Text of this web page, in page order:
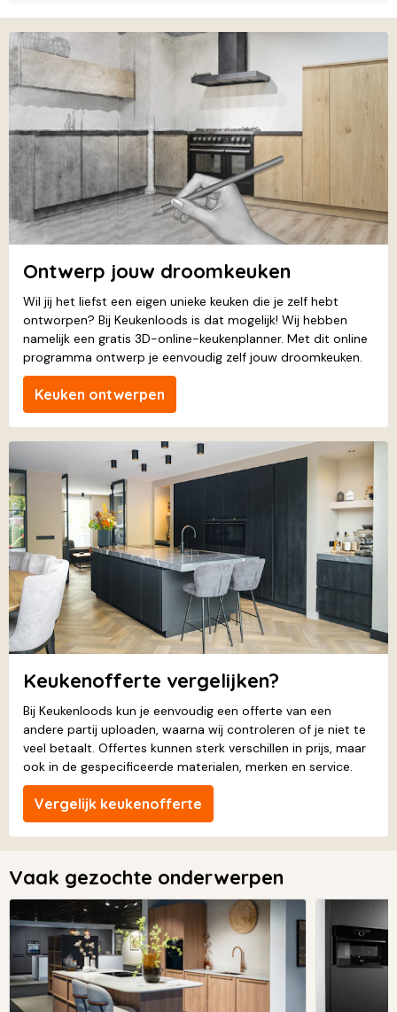
Ontwerp jouw droomkeuken
Wil jij het liefst een eigen unieke keuken die je zelf hebt
ontworpen? Bij Keukenloods is dat mogelijk! Wij hebben
namelijk een gratis 3D-online-keukenplanner. Met dit online
programma ontwerp je eenvoudig zelf jouw droomkeuken.
Keuken ontwerpen
Keukenofferte vergelijken?
Bij Keukenloods kun je eenvoudig een offerte van een
andere partij uploaden, waarna wij controleren of je niet te
veel betaalt. Offertes kunnen sterk verschillen in prijs, maar
ook in de gespecificeerde materialen, merken en service.
Vergelijk keukenofferte
Vaak gezochte onderwerpen